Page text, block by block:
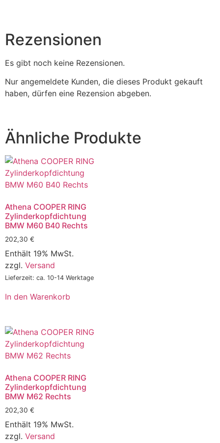
Rezensionen
Es gibt noch keine Rezensionen.
Nur angemeldete Kunden, die dieses Produkt gekauft
haben, dürfen eine Rezension abgeben.
Ähnliche Produkte
Athena COOPER RING
Zylinderkopfdichtung
BMW M60 B40 Rechts
202,30 €
Enthält 19% MwSt.
zzgl. Versand
Lieferzeit: ca. 10-14 Werktage
In den Warenkorb
Athena COOPER RING
Zylinderkopfdichtung
BMW M62 Rechts
202,30 €
Enthält 19% MwSt.
zzgl. Versand